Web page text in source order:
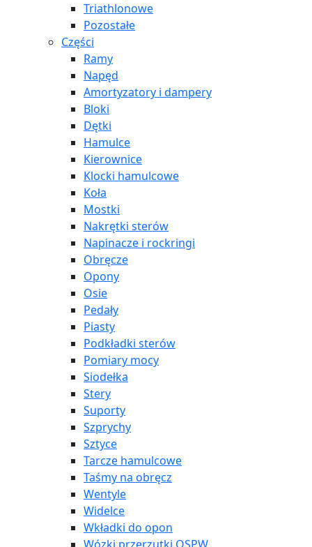
Triathlonowe
Pozostałe
Części
Ramy
Napęd
Amortyzatory i dampery
Bloki
Dętki
Hamulce
Kierownice
Klocki hamulcowe
Koła
Mostki
Nakrętki sterów
Napinacze i rockringi
Obręcze
Opony
Osie
Pedały
Piasty
Podkładki sterów
Pomiary mocy
Siodełka
Stery
Suporty
Szprychy
Sztyce
Tarcze hamulcowe
Taśmy na obręcz
Wentyle
Widelce
Wkładki do opon